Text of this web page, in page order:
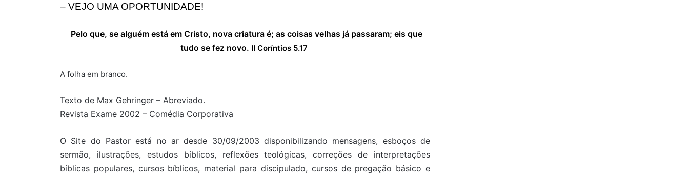
– VEJO UMA OPORTUNIDADE!
Pelo que, se alguém está em Cristo, nova criatura é; as coisas velhas já passaram; eis que
tudo se fez novo. II Coríntios 5.17
A folha em branco.
Texto de Max Gehringer – Abreviado.
Revista Exame 2002 – Comédia Corporativa
O Site do Pastor está no ar desde 30/09/2003 disponibilizando mensagens, esboços de
sermão, ilustrações, estudos bíblicos, reflexões teológicas, correções de interpretações
bíblicas populares, cursos bíblicos, material para discipulado, cursos de pregação básico e